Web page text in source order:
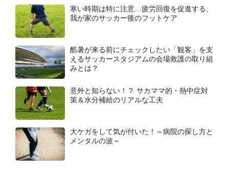
寒い時期は特に注意…疲労回復を促進する、
我が家のサッカー後のフットケア
酷暑が来る前にチェックしたい「観客」を支
えるサッカースタジアムの会場救護の取り組
みとは？
意外と知らない！？ サカママ的・熱中症対
策＆水分補給のリアルな工夫
大ケガをして気が付いた！～病院の探し方と
メンタルの波～